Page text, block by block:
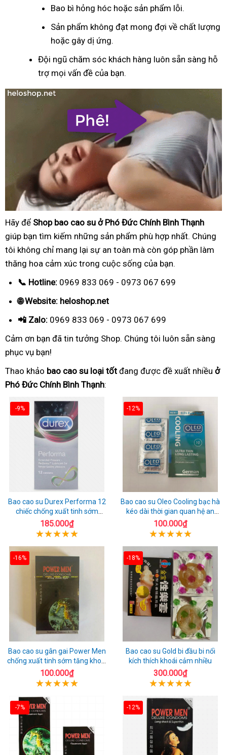
Bao bì hỏng hóc hoặc sản phẩm lỗi.
Sản phẩm không đạt mong đợi về chất lượng
hoặc gây dị ứng.
Đội ngũ chăm sóc khách hàng luôn sẵn sàng hỗ
trợ mọi vấn đề của bạn.
Hãy để Shop bao cao su ở Phó Đức Chính Bình Thạnh
giúp bạn tìm kiếm những sản phẩm phù hợp nhất. Chúng
tôi không chỉ mang lại sự an toàn mà còn góp phần làm
thăng hoa cảm xúc trong cuộc sống của bạn.
📞 Hotline: 0969 833 069 - 0973 067 699
🌐 Website: heloshop.net
📲 Zalo: 0969 833 069 - 0973 067 699
Cảm ơn bạn đã tin tưởng Shop. Chúng tôi luôn sẵn sàng
phục vụ bạn!
Thao khảo bao cao su loại tốt đang được đề xuất nhiều ở
Phó Đức Chính Bình Thạnh:
-9%
Bao cao su Durex Performa 12
chiếc chống xuất tinh sớm
chuẩn Thái Lan
185.000₫
-12%
Bao cao su Oleo Cooling bạc hà
kéo dài thời gian quan hệ an
toàn
100.000₫
-16%
Bao cao su gân gai Power Men
chống xuất tinh sớm tăng khoái
cảm
100.000₫
-18%
Bao cao su Gold bi đầu bi nổi
kích thích khoái cảm nhiều
300.000₫
-7% -12%